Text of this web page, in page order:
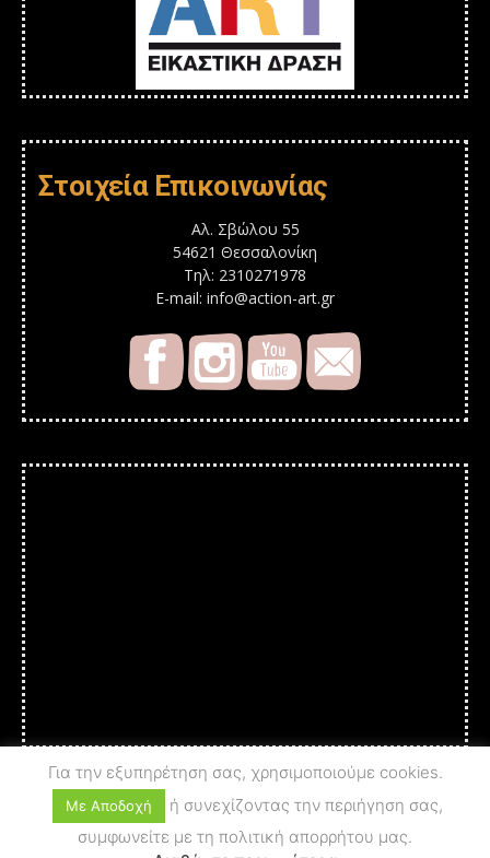
Στοιχεία Επικοινωνίας
Αλ. Σβώλου 55
54621 Θεσσαλονίκη
Τηλ: 2310271978
E-mail: info@action-art.gr
© 2025 A c t i o n - A r tPRIVACY POLICY
Για την εξυπηρέτηση σας, χρησιμοποιούμε cookies.
Με Αποδοχή
ή συνεχίζοντας την περιήγηση σας,
συμφωνείτε με τη πολιτική απορρήτου μας.